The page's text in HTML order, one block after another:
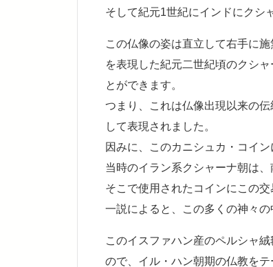
そして紀元1世紀にインドにクシ
この仏像の姿は直立して右手に
を表現した紀元二世紀頃のクシ
とができます。
つまり、これは仏像出現以来の
して表現されました。
因みに、このカニシュカ・コイ
当時のイラン系クシャーナ朝は
そこで使用されたコインにこの
一説によると、この多くの神々
このイスファハン産のペルシャ
ので、イル・ハン朝期の仏教を